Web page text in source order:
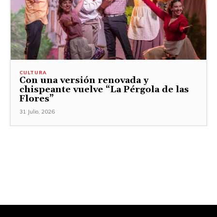
CULTURA
Con una versión renovada y
chispeante vuelve “La Pérgola de las
Flores”
31 Julio, 2026